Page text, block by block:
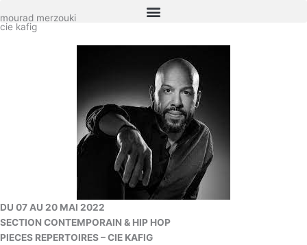
au
mourad merzouki
cie kafig
DU 07 AU 20 MAI 2022
SECTION CONTEMPORAIN & HIP HOP
PIECES REPERTOIRES – CIE KAFIG